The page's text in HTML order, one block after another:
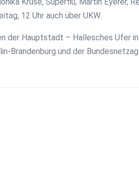
12 Uhr auch über UKW.
der Hauptstadt – Hallesches Ufer
Brandenburg und der